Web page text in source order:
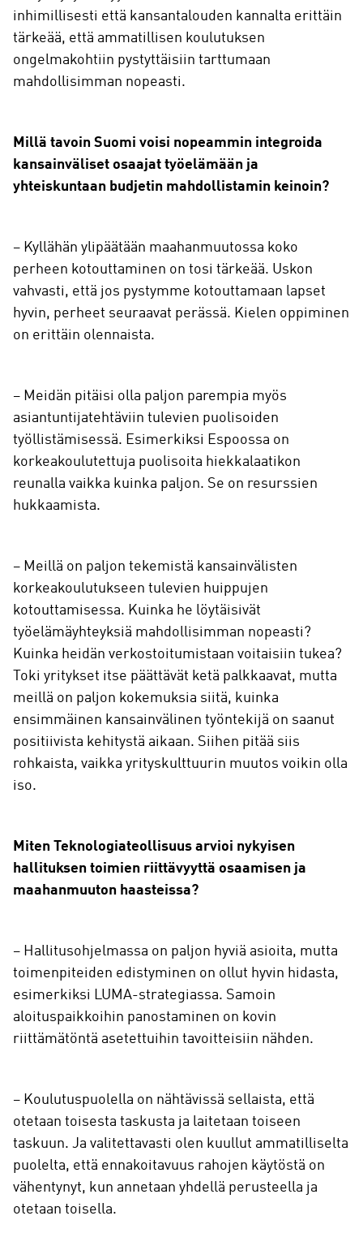
inhimillisesti että kansantalouden kannalta erittäin
tärkeää, että ammatillisen koulutuksen
ongelmakohtiin pystyttäisiin tarttumaan
mahdollisimman nopeasti.
Millä tavoin Suomi voisi nopeammin integroida
kansainväliset osaajat työelämään ja
yhteiskuntaan budjetin mahdollistamin keinoin?
– Kyllähän ylipäätään maahanmuutossa koko
perheen kotouttaminen on tosi tärkeää. Uskon
vahvasti, että jos pystymme kotouttamaan lapset
hyvin, perheet seuraavat perässä. Kielen oppiminen
on erittäin olennaista.
– Meidän pitäisi olla paljon parempia myös
asiantuntijatehtäviin tulevien puolisoiden
työllistämisessä. Esimerkiksi Espoossa on
korkeakoulutettuja puolisoita hiekkalaatikon
reunalla vaikka kuinka paljon. Se on resurssien
hukkaamista.
– Meillä on paljon tekemistä kansainvälisten
korkeakoulutukseen tulevien huippujen
kotouttamisessa. Kuinka he löytäisivät
työelämäyhteyksiä mahdollisimman nopeasti?
Kuinka heidän verkostoitumistaan voitaisiin tukea?
Toki yritykset itse päättävät ketä palkkaavat, mutta
meillä on paljon kokemuksia siitä, kuinka
ensimmäinen kansainvälinen työntekijä on saanut
positiivista kehitystä aikaan. Siihen pitää siis
rohkaista, vaikka yrityskulttuurin muutos voikin olla
iso.
Miten Teknologiateollisuus arvioi nykyisen
hallituksen toimien riittävyyttä osaamisen ja
maahanmuuton haasteissa?
– Hallitusohjelmassa on paljon hyviä asioita, mutta
toimenpiteiden edistyminen on ollut hyvin hidasta,
esimerkiksi LUMA-strategiassa. Samoin
aloituspaikkoihin panostaminen on kovin
riittämätöntä asetettuihin tavoitteisiin nähden.
– Koulutuspuolella on nähtävissä sellaista, että
otetaan toisesta taskusta ja laitetaan toiseen
taskuun. Ja valitettavasti olen kuullut ammatilliselta
puolelta, että ennakoitavuus rahojen käytöstä on
vähentynyt, kun annetaan yhdellä perusteella ja
otetaan toisella.